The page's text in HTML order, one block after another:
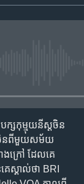
បក្ស​កុម្មុយ​នី​ស្ដ​ចិន​
ដ​ចិន​ពី​មួយ​សម័យ
ក្រៅ​ ​ដែលគេ​
ស្គាល់​ថា​ ​BRI​